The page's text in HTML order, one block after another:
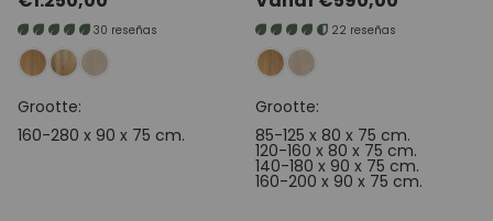
prijs
30 reseñas
Grootte:
160-280 x 90 x 75 cm.
prijs
22 reseñas
Grootte:
85-125 x 80 x 75 cm.
120-160 x 80 x 75 cm.
140-180 x 90 x 75 cm.
160-200 x 90 x 75 cm.